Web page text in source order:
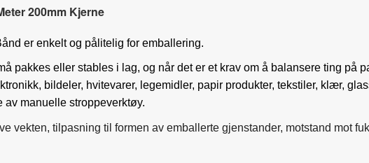
200mm Kjerne
er enkelt og pålitelig for emballering.
pakkes eller stables i lag, og når det er et krav om å balansere ting på
bildeler, hvitevarer, legemidler, papir produkter, tekstiler, klær,
manuelle stroppeverktøy.
vekten, tilpasning til formen av emballerte gjenstander, motstand mot